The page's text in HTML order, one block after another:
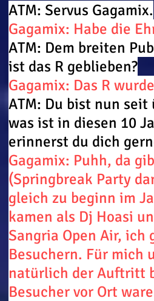
ATM: Servus Gagamix.
Gagamix: Habe die
ATM: Dem breiten
ist das R geblieben?
Gagamix: Das R
ATM: Du bist nun
was ist in diesen 10
erinnerst du dich
Gagamix: Puhh, da
(Springbreak Party
gleich zu beginn im
kamen als Dj Hoasi
Sangria Open Air, ich
Besuchern. Für mich
natürlich der Auftritt
Besucher vor Ort